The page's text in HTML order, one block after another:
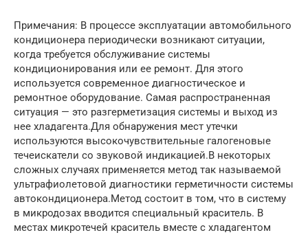
Примечания: В процессе эксплуатации автомобильного
кондиционера периодически возникают ситуации,
когда требуется обслуживание системы
кондиционирования или ее ремонт. Для этого
используется современное диагностическое и
ремонтное оборудование. Самая распространенная
ситуация — это разгерметизация системы и выход из
нее хладагента.Для обнаружения мест утечки
используются высокочувствительные галогеновые
течеискатели со звуковой индикацией.В некоторых
сложных случаях применяется метод так называемой
ультрафиолетовой диагностики герметичности системы
автокондиционера.Метод состоит в том, что в систему
в микродозах вводится специальный краситель. В
местах микротечей краситель вместе с хладагентом